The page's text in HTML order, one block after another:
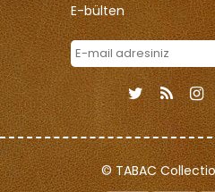
E-bülten
© TABAC